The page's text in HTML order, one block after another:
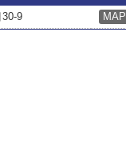
9 MAP